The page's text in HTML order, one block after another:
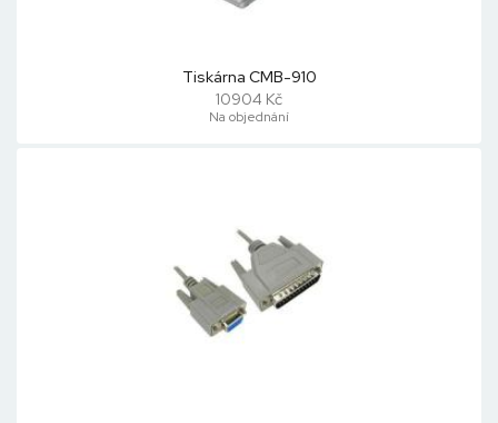
Tiskárna CMB-910
10904 Kč
Na objednání